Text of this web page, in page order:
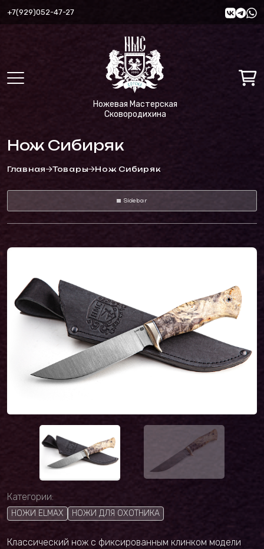
+7(929)052-47-27
Ножевая Мастерская
Сковородихина
Нож Сибиряк
Главная Товары Нож Сибиряк
Sidebar
Категории:
НОЖИ ELMAX НОЖИ ДЛЯ ОХОТНИКА
Классический нож с фиксированным клинком модели